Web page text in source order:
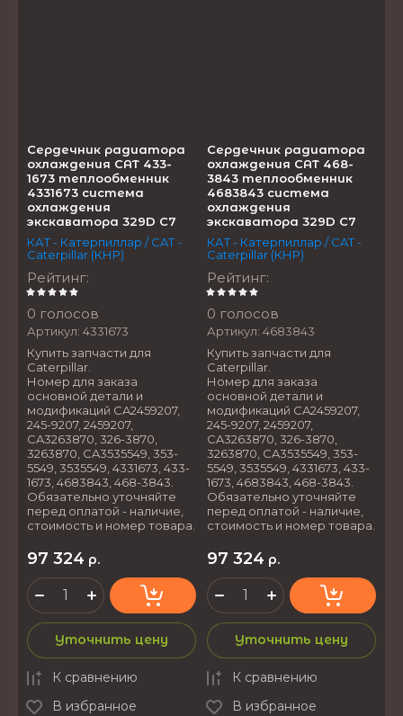
Сердечник радиатора
охлаждения CAT 433-
1673 теплообменник
4331673 система
охлаждения
экскаватора 329D C7
КАТ - Катерпиллар / CAT -
Caterpillar (КНР)
Рейтинг:
0 голосов
Артикул: 4331673
Купить запчасти для
Caterpillar.
Номер для заказа
основной детали и
модификаций CA2459207,
245-9207, 2459207,
CA3263870, 326-3870,
3263870, CA3535549, 353-
5549, 3535549, 4331673, 433-
1673, 4683843, 468-3843.
Обязательно уточняйте
перед оплатой - наличие,
стоимость и номер товара.
97 324 р.
Уточнить цену
К сравнению
В избранное
Сердечник радиатора
охлаждения CAT 468-
3843 теплообменник
4683843 система
охлаждения
экскаватора 329D C7
КАТ - Катерпиллар / CAT -
Caterpillar (КНР)
Рейтинг:
0 голосов
Артикул: 4683843
Купить запчасти для
Caterpillar.
Номер для заказа
основной детали и
модификаций CA2459207,
245-9207, 2459207,
CA3263870, 326-3870,
3263870, CA3535549, 353-
5549, 3535549, 4331673, 433-
1673, 4683843, 468-3843.
Обязательно уточняйте
перед оплатой - наличие,
стоимость и номер товара.
97 324 р.
Уточнить цену
К сравнению
В избранное